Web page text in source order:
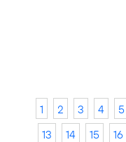
1 2 3 4 5
13
14 15 16